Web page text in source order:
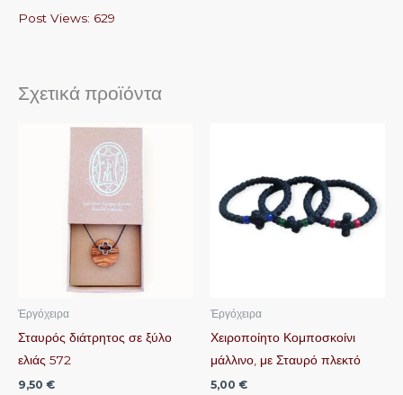
Post Views: 629
Σχετικά προϊόντα
Ἐργόχειρα
Σταυρός διάτρητος σε ξύλο
ελιάς 572
9,50 €
Ἐργόχειρα
Χειροποίητο Κομποσκοίνι
μάλλινο, με Σταυρό πλεκτό
5,00 €
προϊόν
έχει
πολλαπλές
να
επιλεγούν